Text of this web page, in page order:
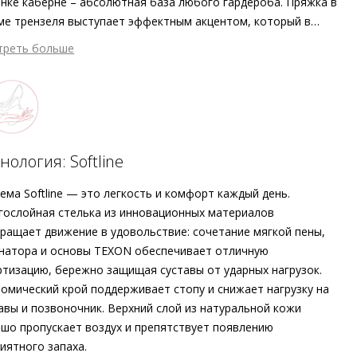
по 4 497 ₽ раз в 2 недели
о сервисе можно узнать на
трензеля выступает эффектным акцентом, который в
с миниатюрным блочным каблуком дополняет
дизайн модели. Бархатистая велюровая кожа
оттенка снаружи дополнена подкладкой из кожи
качества внутри. Эта изящная пара с технологией
позаботится об особенно комфортных и лёгких
в течение всего дня. Универсальную модель Högl,
этичными методами на экологически безопасном
больше
Softline
Softline — это легкость и комфорт каждый день.
стелька из инновационных материалов
движение в удовольствие: сочетание мягкой пены,
и основы TEXON обеспечивает отличную
бережно защищая суставы от ударных нагрузок.
крой поддерживает стопу и снижает нагрузку на
и позвоночник. Верхний слой из натуральной кожи
пропускает воздух и препятствует появлению
запаха.